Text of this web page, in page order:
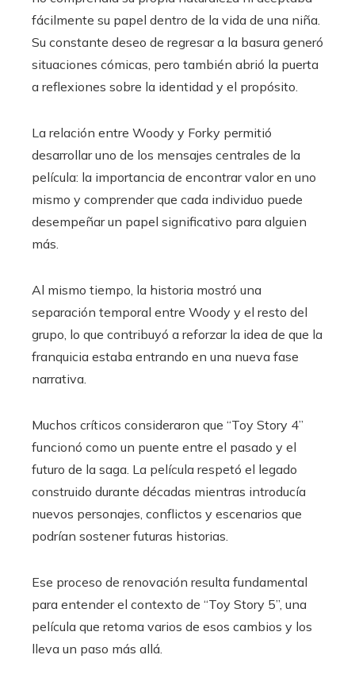
fácilmente su papel dentro de la vida de una niña.
Su constante deseo de regresar a la basura generó
situaciones cómicas, pero también abrió la puerta
a reflexiones sobre la identidad y el propósito.
La relación entre Woody y Forky permitió
desarrollar uno de los mensajes centrales de la
película: la importancia de encontrar valor en uno
mismo y comprender que cada individuo puede
desempeñar un papel significativo para alguien
más.
Al mismo tiempo, la historia mostró una
separación temporal entre Woody y el resto del
grupo, lo que contribuyó a reforzar la idea de que la
franquicia estaba entrando en una nueva fase
narrativa.
Muchos críticos consideraron que “Toy Story 4”
funcionó como un puente entre el pasado y el
futuro de la saga. La película respetó el legado
construido durante décadas mientras introducía
nuevos personajes, conflictos y escenarios que
podrían sostener futuras historias.
Ese proceso de renovación resulta fundamental
para entender el contexto de “Toy Story 5”, una
película que retoma varios de esos cambios y los
lleva un paso más allá.